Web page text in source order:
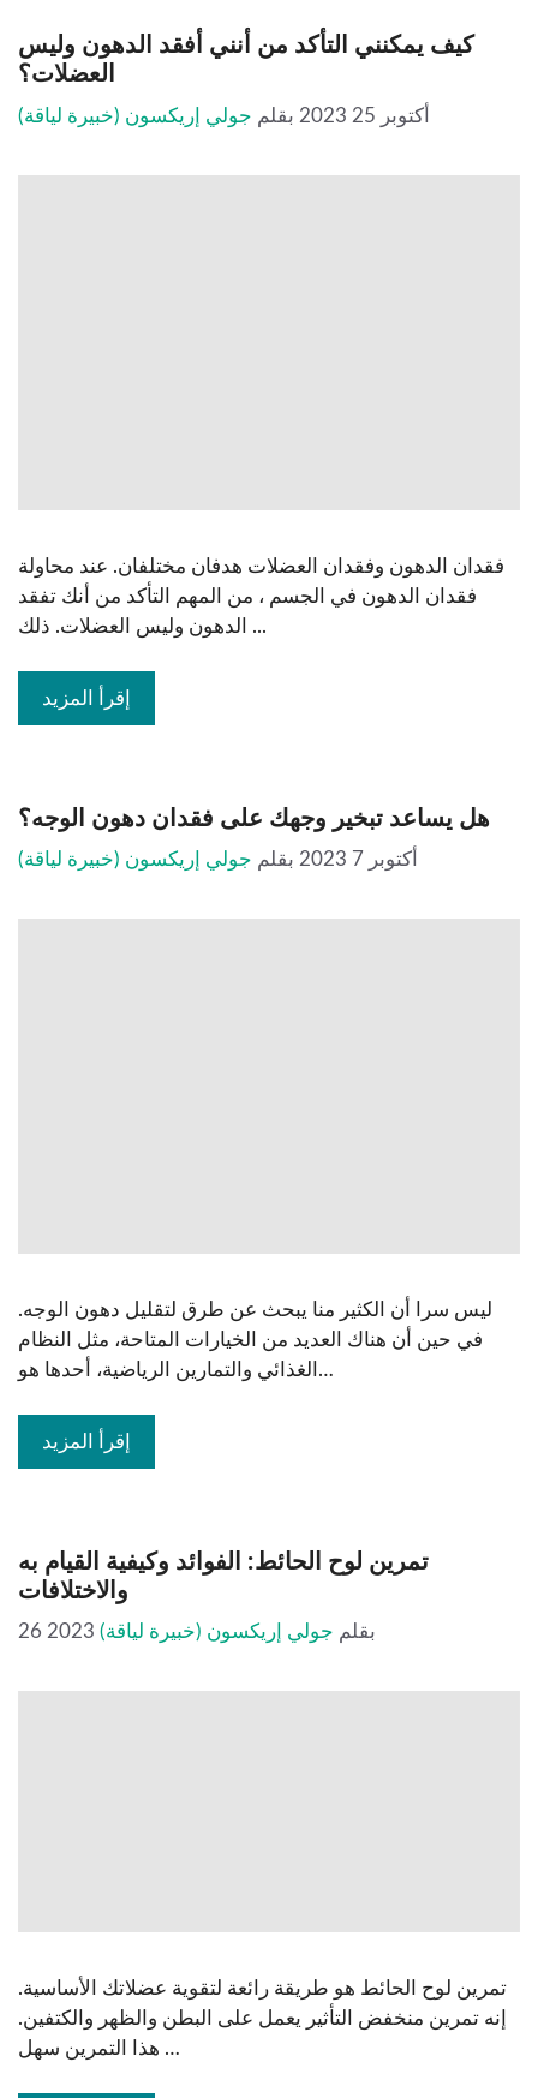
كيف يمكنني التأكد من أنني أفقد الدهون وليس
العضلات؟
أكتوبر 25 2023 بقلم جولي إريكسون (خبيرة لياقة)
فقدان الدهون وفقدان العضلات هدفان مختلفان. عند محاولة
فقدان الدهون في الجسم ، من المهم التأكد من أنك تفقد
الدهون وليس العضلات. ذلك ...
إقرأ المزيد
هل يساعد تبخير وجهك على فقدان دهون الوجه؟
أكتوبر 7 2023 بقلم جولي إريكسون (خبيرة لياقة)
ليس سرا أن الكثير منا يبحث عن طرق لتقليل دهون الوجه.
في حين أن هناك العديد من الخيارات المتاحة، مثل النظام
الغذائي والتمارين الرياضية، أحدها هو…
إقرأ المزيد
تمرين لوح الحائط: الفوائد وكيفية القيام به
والاختلافات
26 2023 بقلم جولي إريكسون (خبيرة لياقة)
تمرين لوح الحائط هو طريقة رائعة لتقوية عضلاتك الأساسية.
إنه تمرين منخفض التأثير يعمل على البطن والظهر والكتفين.
هذا التمرين سهل …